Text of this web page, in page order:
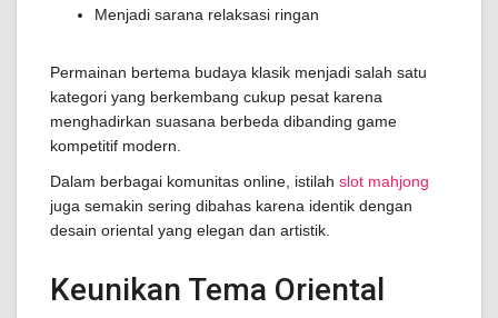
Menjadi sarana relaksasi ringan
Permainan bertema budaya klasik menjadi salah satu
kategori yang berkembang cukup pesat karena
menghadirkan suasana berbeda dibanding game
kompetitif modern.
Dalam berbagai komunitas online, istilah slot mahjong
juga semakin sering dibahas karena identik dengan
desain oriental yang elegan dan artistik.
Keunikan Tema Oriental